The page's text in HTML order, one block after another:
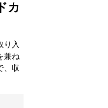
カ
り入
兼ね
、収